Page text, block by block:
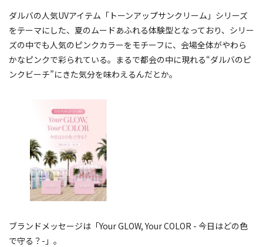
ダルバの人気UVアイテム「トーンアップサンクリーム」シリーズ
をテーマにした、夏のムードあふれる体験型となっており、シリー
ズの中でも人気のピンクカラーをモチーフに、会場全体がやわら
かなピンクで彩られている。まるで都会の中に現れる“ダルバのピ
ンクビーチ”にきた気分を味わえるんだとか。
ブランドメッセージは「Your GLOW, Your COLOR - 今日はどの色
で守る？-」。